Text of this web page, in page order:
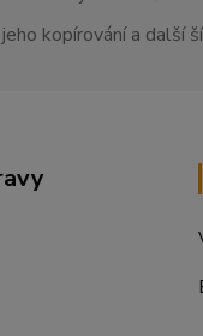
kopírování a